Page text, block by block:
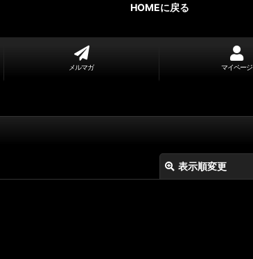
HOMEに戻る
メルマガ マイページ
表示順変更